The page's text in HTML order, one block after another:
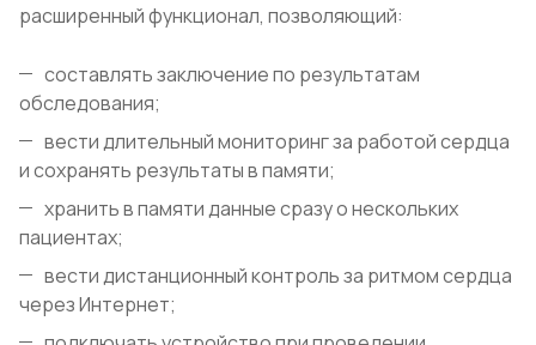
расширенный функционал, позволяющий:
составлять заключение по результатам
обследования;
вести длительный мониторинг за работой сердца
и сохранять результаты в памяти;
хранить в памяти данные сразу о нескольких
пациентах;
вести дистанционный контроль за ритмом сердца
через Интернет;